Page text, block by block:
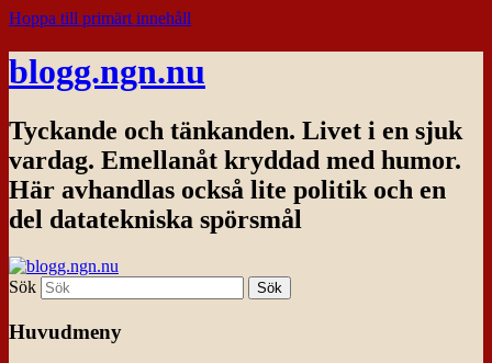
Hoppa till primärt innehåll
blogg.ngn.nu
Tyckande och tänkanden. Livet i en sjuk
vardag. Emellanåt kryddad med humor.
Här avhandlas också lite politik och en
del datatekniska spörsmål
Sök
Huvudmeny